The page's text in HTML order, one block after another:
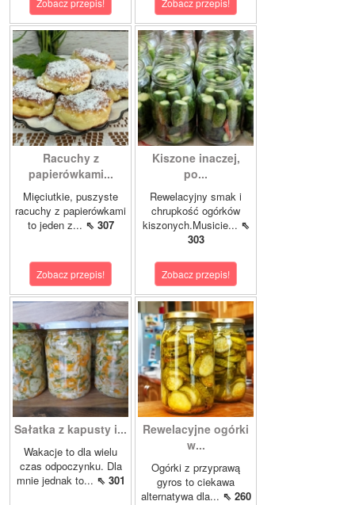
Zobacz przepis! Zobacz przepis!
Racuchy z
papierówkami...
Mięciutkie, puszyste
racuchy z papierówkami
to jeden z... ⇖ 307
Zobacz przepis!
Kiszone inaczej,
po...
Rewelacyjny smak i
chrupkość ogórków
kiszonych.Musicie... ⇖
303
Zobacz przepis!
Sałatka z kapusty i...
Wakacje to dla wielu
czas odpoczynku. Dla
mnie jednak to... ⇖ 301
Rewelacyjne ogórki
w...
Ogórki z przyprawą
gyros to ciekawa
alternatywa dla... ⇖ 260